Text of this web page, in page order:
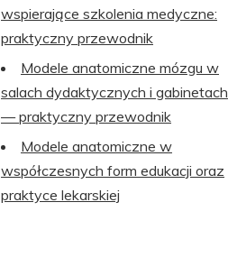
wspierające szkolenia medyczne:
praktyczny przewodnik
Modele anatomiczne mózgu w
salach dydaktycznych i gabinetach
— praktyczny przewodnik
Modele anatomiczne w
współczesnych form edukacji oraz
praktyce lekarskiej